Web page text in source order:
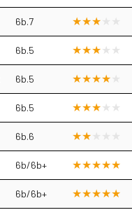
6b.7
6b.5
6b.5
6b.5
6b.6
6b/6b+
6b/6b+